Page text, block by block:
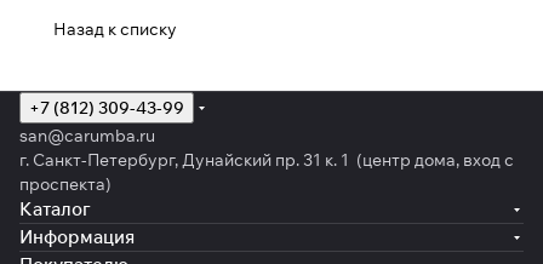
Назад к списку
+7 (812) 309-43-99
san@carumba.ru
г. Санкт-Петербург, Дунайский пр. 31 к. 1 (центр дома, вход с
проспекта)
Каталог
Информация